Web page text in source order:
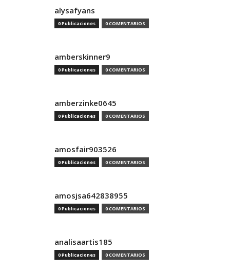
alysafyans
0 Publicaciones 0 COMENTARIOS
amberskinner9
0 Publicaciones 0 COMENTARIOS
amberzinke0645
0 Publicaciones 0 COMENTARIOS
amosfair903526
0 Publicaciones 0 COMENTARIOS
amosjsa642838955
0 Publicaciones 0 COMENTARIOS
analisaartis185
0 Publicaciones 0 COMENTARIOS